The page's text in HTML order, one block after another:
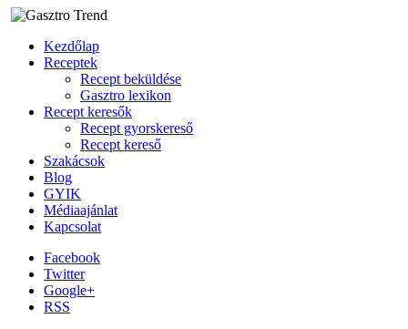
Kezdőlap
Receptek
Recept beküldése
Gasztro lexikon
Recept keresők
Recept gyorskereső
Recept kereső
Szakácsok
Blog
GYIK
Médiaajánlat
Kapcsolat
Facebook
Twitter
Google+
RSS